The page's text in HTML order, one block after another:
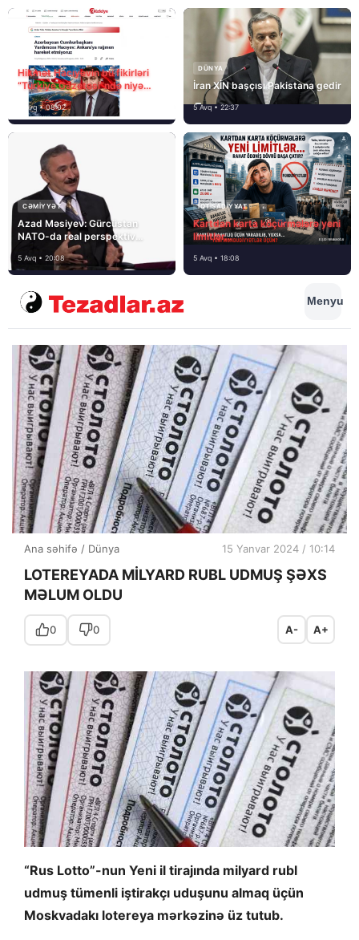
Hikmət Hacıyevin bu fikirləri
“Türkiye Gazetesi”ndə niyə
təhrif edilib?
6 Avq • 08:02
DÜNYA
İran XİN başçısı Pakistana gedir
5 Avq • 22:37
CƏMIYYƏT
Azad Məsiyev: Gürcüstan
NATO-da real perspektiv
5 Avq • 20:08
İQTISADIYYAT
Kartdan karta köçürmələrə yeni
limitlər…
5 Avq • 18:08
Menyu
Ana səhifə / Dünya 15 Yanvar 2024 / 10:14
LOTEREYADA MİLYARD RUBL UDMUŞ ŞƏXS
MƏLUM OLDU
0 0 A- A+
“Rus Lotto”-nun Yeni il tirajında ​​milyard rubl
udmuş ​​tümenli iştirakçı uduşunu almaq üçün
Moskvadakı lotereya mərkəzinə üz tutub.